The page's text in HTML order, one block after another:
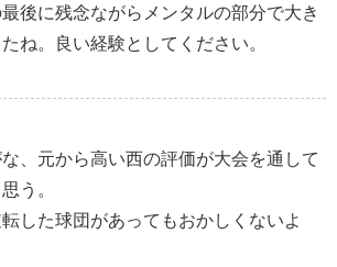
後に残念ながらメンタルの部分で大き
ね。良い経験としてください。
、元から高い西の評価が大会を通して
う。
した球団があってもおかしくないよ